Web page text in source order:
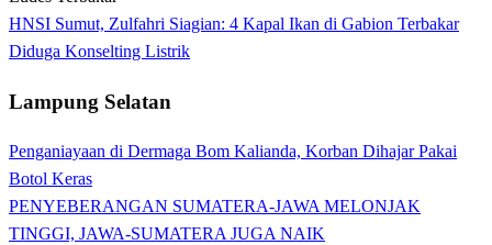
HNSI Sumut, Zulfahri Siagian: 4 Kapal Ikan di Gabion Terbakar
Diduga Konselting Listrik
Lampung Selatan
Penganiayaan di Dermaga Bom Kalianda, Korban Dihajar Pakai
Botol Keras
PENYEBERANGAN SUMATERA-JAWA MELONJAK
TINGGI, JAWA-SUMATERA JUGA NAIK